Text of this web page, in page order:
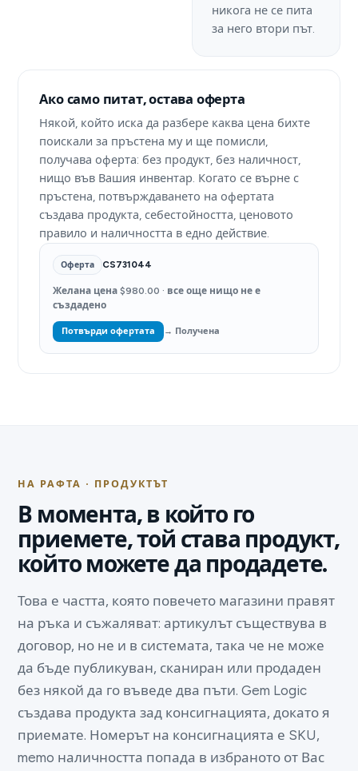
никога не се пита
за него втори път.
Ако само питат, остава оферта
Някой, който иска да разбере каква цена бихте
поискали за пръстена му и ще помисли,
получава оферта: без продукт, без наличност,
нищо във Вашия инвентар. Когато се върне с
пръстена, потвърждаването на офертата
създава продукта, себестойността, ценовото
правило и наличността в едно действие.
Оферта CS731044
Желана цена $980.00 · все още нищо не е
създадено
Потвърди офертата → Получена
НА РАФТА · ПРОДУКТЪТ
В момента, в който го
приемете, той става продукт,
който можете да продадете.
Това е частта, която повечето магазини правят
на ръка и съжаляват: артикулът съществува в
договор, но не и в системата, така че не може
да бъде публикуван, сканиран или продаден
без някой да го въведе два пъти. Gem Logic
създава продукта зад консигнацията, докато я
приемате. Номерът на консигнацията е SKU,
memo наличността попада в избраното от Вас